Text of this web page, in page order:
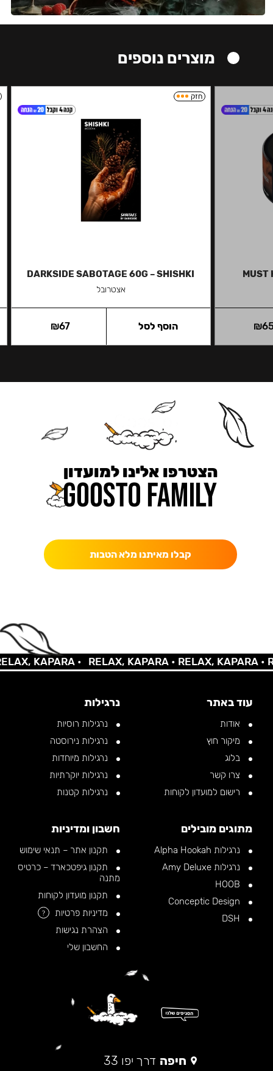
מוצרים נוספים
MUST
₪
חזק
DARKSIDE SABOTAGE 60G – SHISHKI
אצטרובל
₪67 הוסף לסל
הצטרפו אלינו למועדון
קבלו מאיתנו מלא הטבות
KAPARA • RELAX, KAPARA •RELAX, KAPARA •
עוד באתר
אודות
מיקור חוץ
בלוג
צרו קשר
רישום למועדון לקוחות
נרגילות
נרגילות רוסיות
נרגילות נירוסטה
נרגילות מיוחדות
נרגילות יוקרתיות
נרגילות קטנות
מתוגים מובילים
נרגילות Alpha Hookah
נרגילות Amy Deluxe
חשבון ומדיניות
תקנון אתר – תנאי שימוש
תקנון גיפטכארד – כרטיס
מתנה
תקנון מועדון לקוחות
מדיניות פרטיות
?
הצהרת נגישות
החשבון שלי
חיפה דרך יפו 33